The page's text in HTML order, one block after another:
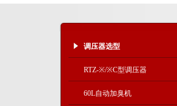
调压器选型
RTZ-※/※C型调压器
60L自动加臭机